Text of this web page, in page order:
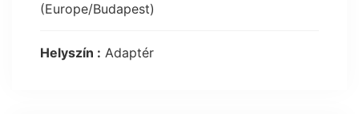
(Europe/Budapest)
Helyszín : Adaptér